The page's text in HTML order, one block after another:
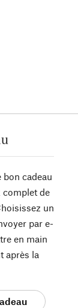
cadeau
complet de
un
par e-
en main
après la